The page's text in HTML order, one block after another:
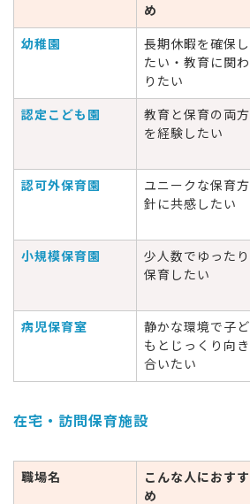
め
幼稚園
長期休暇を確保し
たい・教育に関わ
りたい
認定こども園
教育と保育の両方
を経験したい
認可外保育園
ユニークな保育方
針に共感したい
小規模保育園
少人数でゆったり
保育したい
病児保育室
静かな環境で子ど
もとじっくり向き
合いたい
在宅・訪問保育施設
職場名
こんな人におすす
め